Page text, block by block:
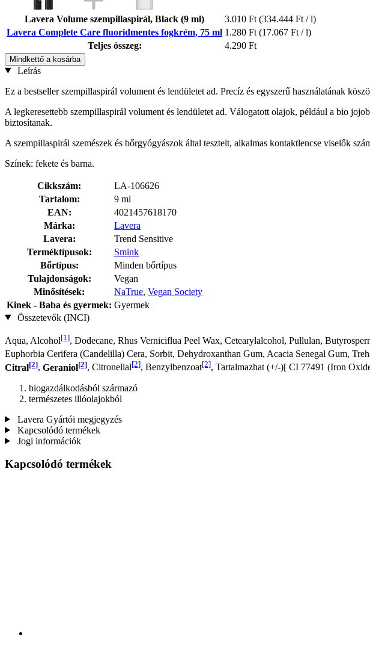
Lavera Volume szempillaspirál, Black (9 ml) 3.010 Ft (334.444 Ft / l)
Lavera Complete Care fluoridmentes fogkrém, 75 ml 1.280 Ft (17.067 Ft / l)
Teljes összeg:
4.290 Ft
Mindkettő a kosárba
Leírás
Ez a bestseller szempillaspirál volument és lendületet ad. Precíz és egyszerű használatának
A legkeresettebb szempillaspirál volument és lendületet ad. Válogatott olajok, például a bio
biztosítanak.
A szempillaspirál szemészek és bőrgyógyászok által tesztelt, alkalmas kontaktlencse viselők
Színek: fekete és barna.
Cikkszám:
LA-106626
Tartalom:
9 ml
EAN:
4021457618170
Márka:
Lavera
Lavera:
Trend Sensitive
Terméktípusok:
Smink
Bőrtípus:
Minden bőrtípus
Tulajdonságok:
Vegan
Minősítések:
NaTrue, Vegan Society
Kinek - Baba és gyermek: Gyermek
Összetevők (INCI)
Aqua, Alcohol[1], Dodecane, Rhus Verniciflua Peel Wax, Cetearylalcohol, Pullulan,
Euphorbia Cerifera (Candelilla) Cera, Sorbit, Dehydroxanthan Gum, Acacia Senegal Gum,
Citral[2], Geraniol[2], Citronellal[2], Benzylbenzoat[2], Tartalmazhat (+/-)[ CI 77491 (Iron
biogazdálkodásból származó
természetes illóolajokból
Lavera Gyártói megjegyzés
Kapcsolódó termékek
Jogi információk
Kapcsolódó termékek